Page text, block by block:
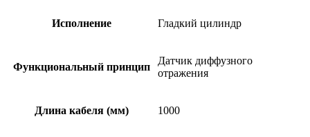
Исполнение Гладкий цилиндр
Функциональный принцип
Датчик диффузного
отражения
Длина кабеля (мм) 1000